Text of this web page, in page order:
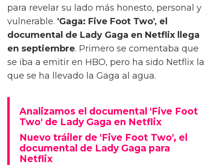
para revelar su lado más honesto, personal y
vulnerable. 'Gaga: Five Foot Two', el
documental de Lady Gaga en Netflix llega
en septiembre. Primero se comentaba que
se iba a emitir en HBO, pero ha sido Netflix la
que se ha llevado la Gaga al agua.
Analizamos el documental 'Five Foot
Two' de Lady Gaga en Netflix
Nuevo tráiler de 'Five Foot Two', el
documental de Lady Gaga para
Netflix